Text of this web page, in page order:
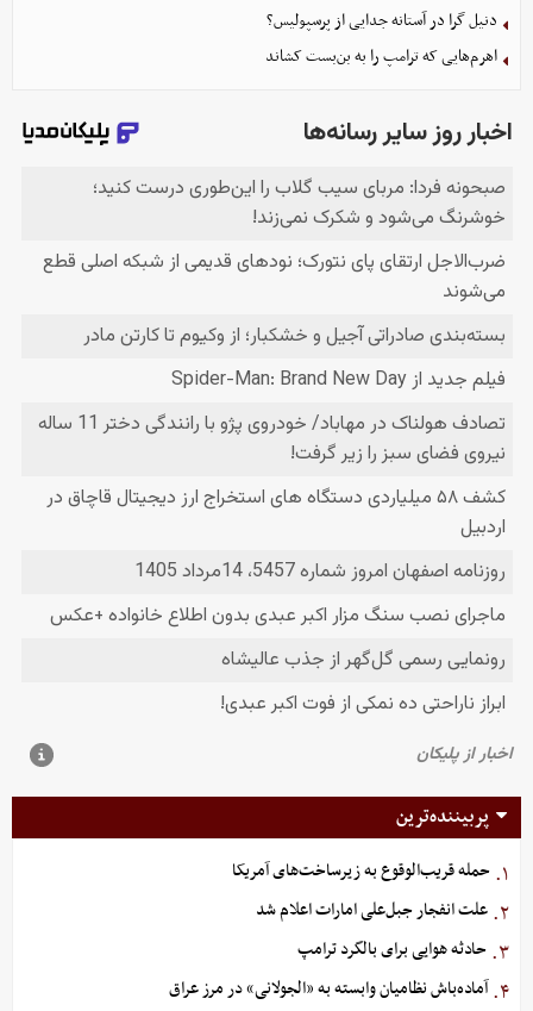
دنیل گرا در آستانه جدایی از پرسپولیس؟
اهرم‌هایی که ترامپ را به بن‌بست کشاند
پربیننده‌ترین
۱. حمله قریب‌الوقوع به زیرساخت‌های آمریکا
۲. علت انفجار جبل‌علی امارات اعلام شد
۳. حادثه هوایی برای بالگرد ترامپ
۴. آماده‌باش نظامیان وابسته به «الجولانی» در مرز عراق